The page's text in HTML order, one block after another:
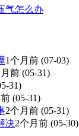
气怎么办
1个月前 (07-03)
前 (05-31)
31)
(05-31)
2个月前 (05-31)
决2个月前 (05-30)